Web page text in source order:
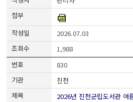
2026.07.03
1,988
830
진천
2026년 진천군립도서관 여